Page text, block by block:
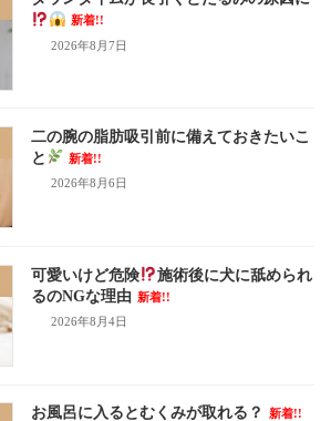
新着!!
2026年8月7日
二の腕の脂肪吸引前に備えておきたいこ
と
新着!!
2026年8月6日
可愛いけど危険
施術後に犬に舐められ
るのNGな理由 新着!!
2026年8月4日
お風呂に入るとむくみが取れる？
新着!!